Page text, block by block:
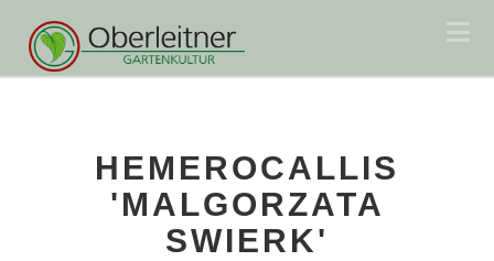
HEMEROCALLIS
'MALGORZATA
SWIERK'